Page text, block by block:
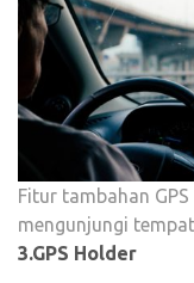
Fitur tambahan
mengunjungi
3.GPS Holder